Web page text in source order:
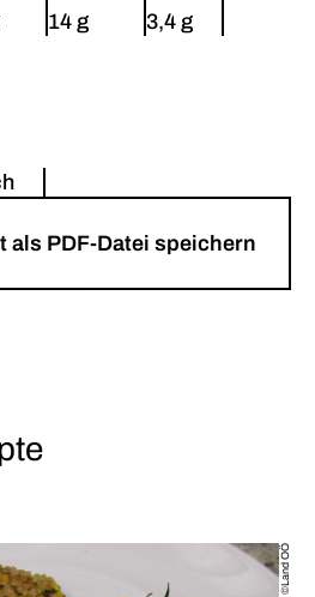
14 g 3,4 g
als PDF-Datei speichern
teilen
©Land OÖ